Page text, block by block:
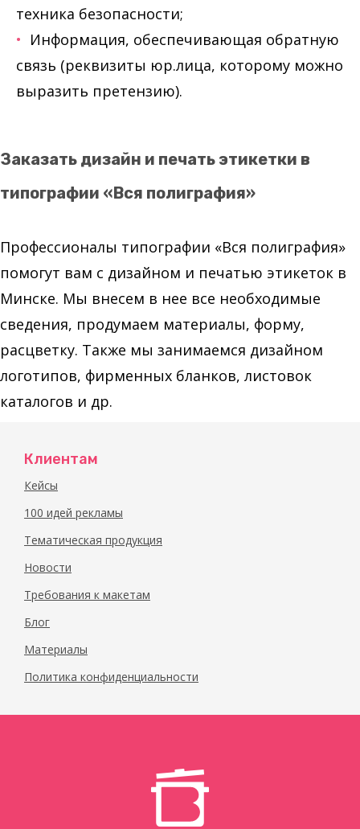
техника безопасности;
Информация, обеспечивающая обратную
связь (реквизиты юр.лица, которому можно
выразить претензию).
Заказать дизайн и печать этикетки в
типографии «Вся полиграфия»
Профессионалы типографии «Вся полиграфия»
помогут вам с дизайном и печатью этикеток в
Минске. Мы внесем в нее все необходимые
сведения, продумаем материалы, форму,
расцветку. Также мы занимаемся дизайном
логотипов, фирменных бланков, листовок
каталогов и др.
Клиентам
Кейсы
100 идей рекламы
Тематическая продукция
Новости
Требования к макетам
Блог
Материалы
Политика конфиденциальности